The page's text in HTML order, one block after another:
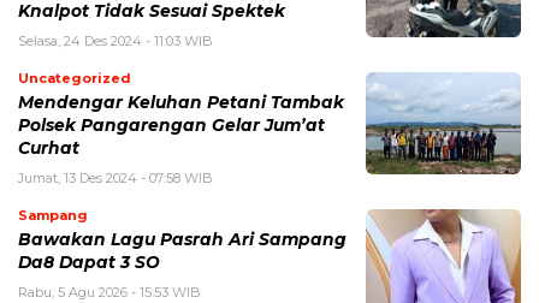
Knalpot Tidak Sesuai Spektek
Selasa, 24 Des 2024 - 11:03 WIB
Uncategorized
Mendengar Keluhan Petani Tambak
Polsek Pangarengan Gelar Jum’at
Curhat
Jumat, 13 Des 2024 - 07:58 WIB
Sampang
Bawakan Lagu Pasrah Ari Sampang
Da8 Dapat 3 SO
Rabu, 5 Agu 2026 - 15:53 WIB